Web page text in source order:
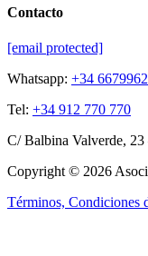
Contacto
[email protected]
Whatsapp: +34
Tel: +34 912 770 770
C/ Balbina Valverde,
Copyright © 2026
Términos, Condiciones